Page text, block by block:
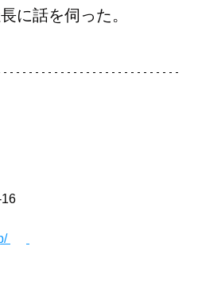
に話を伺った。